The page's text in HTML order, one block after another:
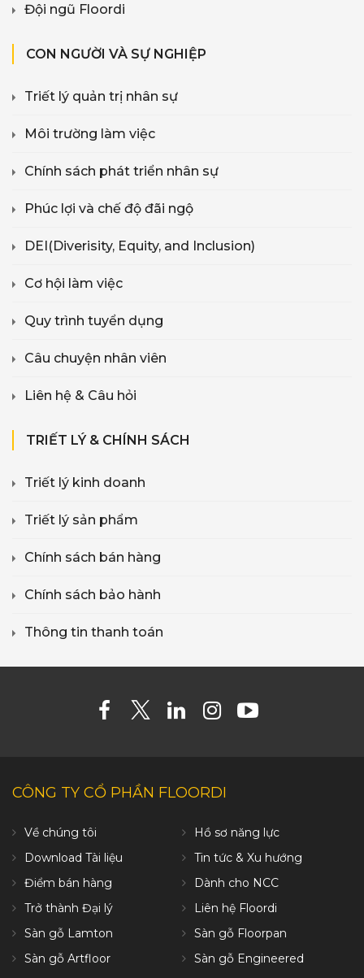
Đội ngũ Floordi
CON NGƯỜI VÀ SỰ NGHIỆP
Triết lý quản trị nhân sự
Môi trường làm việc
Chính sách phát triển nhân sự
Phúc lợi và chế độ đãi ngộ
DEI(Diverisity, Equity, and Inclusion)
Cơ hội làm việc
Quy trình tuyển dụng
Câu chuyện nhân viên
Liên hệ & Câu hỏi
TRIẾT LÝ & CHÍNH SÁCH
Triết lý kinh doanh
Triết lý sản phẩm
Chính sách bán hàng
Chính sách bảo hành
Thông tin thanh toán
CÔNG TY CỔ PHẦN FLOORDI
Về chúng tôi
Hồ sơ năng lực
Download Tài liệu
Tin tức & Xu hướng
Điểm bán hàng
Dành cho NCC
Trở thành Đại lý
Liên hệ Floordi
Sàn gỗ Lamton
Sàn gỗ Floorpan
Sàn gỗ Artfloor
Sàn gỗ Engineered